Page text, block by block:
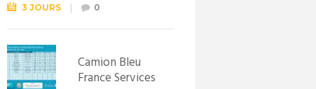
Lewarde, le 26
septembre !
3 JOURS 0
Camion Bleu
France Services